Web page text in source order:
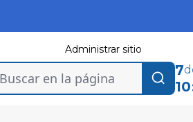
Administrar sitio
Buscar en la página 7